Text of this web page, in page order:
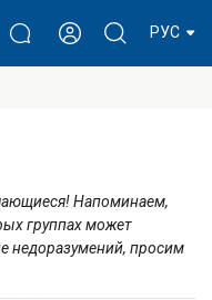
РУС
Напоминаем,
группах может
недоразумений, просим